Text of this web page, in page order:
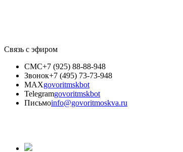
Связь с эфиром
СМС+7 (925) 88-88-948
Звонок+7 (495) 73-73-948
MAXgovoritmskbot
Telegramgovoritmskbot
Письмоinfo@govoritmoskva.ru